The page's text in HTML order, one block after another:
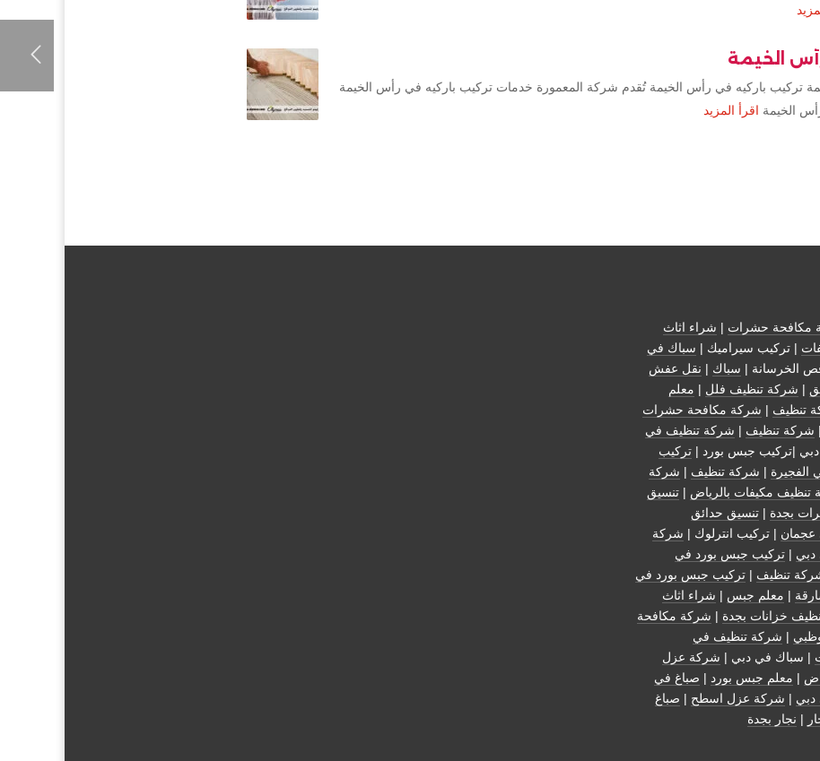
الخيمة
تركيب باركيه في رأس الخيمة تُقدم شركة المعمورة خدمات تركيب باركيه في رأس الخيمة
الخيمة اقرأ المزيد
مكافحة حشرات | شراء اثاث
| تركيب سيراميك | سباك في
الخرسانة | سباك | نقل عفش
| شركة تنظيف فلل | معلم
تنظيف | شركة مكافحة حشرات
| شركة تنظيف | شركة تنظيف في
|تركيب جبس بورد |تركيب
| شركة تنظيف | شركة
تنظيف مكيفات بالرياض |تنسيق
بجدة |تنسيق حدائق
| تركيب انترلوك | شركة
دبي |تركيب جبس بورد في
تنظيف |تركيب جبس بورد في
| معلم جبس | شراء اثاث
خزانات بجدة | شركة مكافحة
| شركة تنظيف في
| سباك في دبي | شركة عزل
| معلم جبس بورد | صباغ في
| شركة عزل اسطح | صباغ
| نجار بجدة